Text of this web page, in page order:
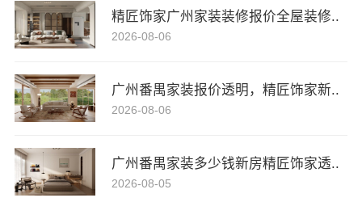
精匠饰家广州家装装修报价全屋装修..
2026-08-06
广州番禺家装报价透明，精匠饰家新..
2026-08-06
广州番禺家装多少钱新房精匠饰家透..
2026-08-05